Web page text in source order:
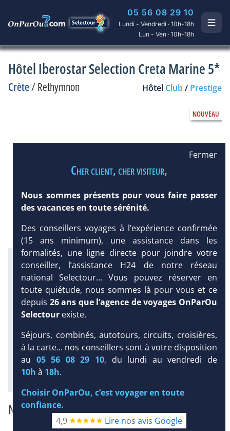
05 56 08 29 10
Lundi - Vendredi · 10h-18h
Lun - Ven · 10h-18h
Hôtel Iberostar Selection Creta Marine 5*
Crète/Rethymnon Hôtel Club/ Prestige
DEMANDE
D’INFORMATIONS
DEVIS /
RÉSERVATION
Infos météo :
26 °C
20 mm
23 °C
Infos plages :
Dist.Distance:
< 100 m
Long. Longueur
50 m
Équipement :
Plongée sous-marine :
Détails
NOTRE AVIS
Fermer
Cher client, cher visiteur,
Nous sommes présents pour vous faire passer
des vacances en toute sérénité.
Des conseillers voyages à l’expérience confirmée
(15 ans minimum), une assistance dans les
formalités, une ligne directe pour joindre votre
conseiller, l’assistance H24 de notre réseau
national Selectour... Vous pouvez réserver en
toute quiétude, nous sommes là pour vous et ce
depuis 26 ans que l’agence de voyages OnParOu
Selectour existe.
Séjours, combinés, autotours, circuits, croisières,
à la carte... nos conseillers sont à votre disposition
au 05 56 08 29 10, du lundi au vendredi de
10h à 18h.
Choisir OnParOu, c’est voyager en toute
confiance.
4,9
Lire nos avis Google